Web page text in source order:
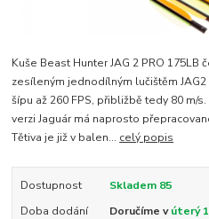
Kuše Beast Hunter JAG 2 PRO 175LB
zesíleným jednodílným lučištěm
šípu až 260 FPS, přibližbě tedy 80 m/
verzi Jaguár má naprosto
Tětiva je již v balen... celý popis
Dostupnost
Skladem 85
Doba dodání
Doručíme vúterý